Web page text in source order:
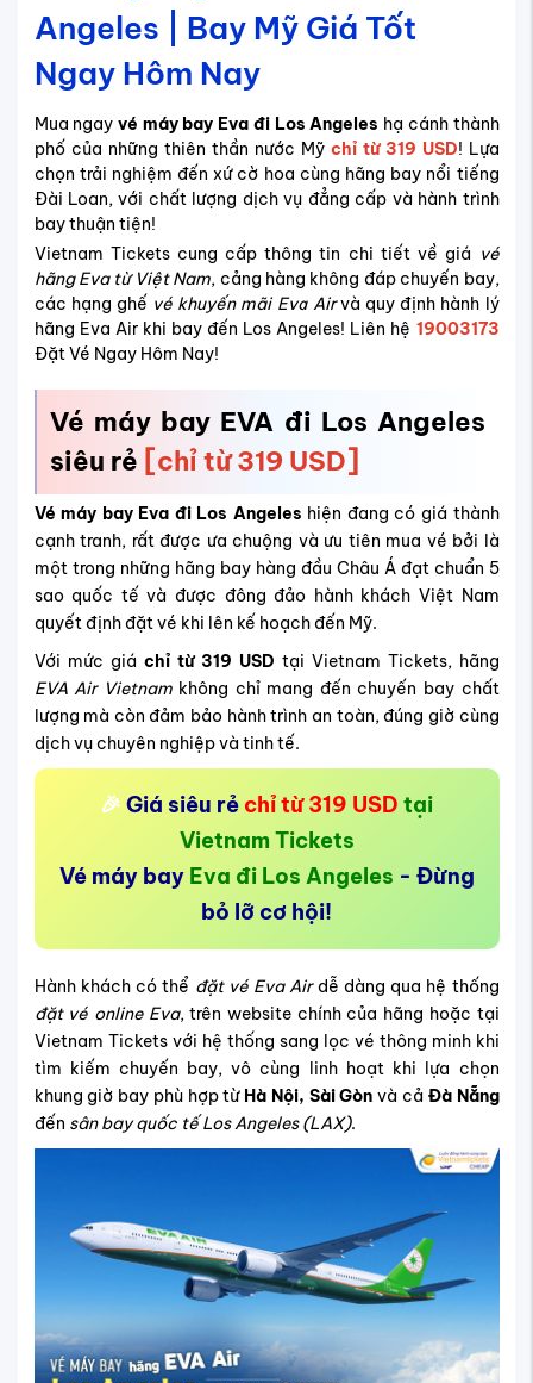
Angeles | Bay Mỹ Giá Tốt
Ngay Hôm Nay
Mua ngay vé máy bay Eva đi Los Angeles hạ cánh thành
phố của những thiên thần nước Mỹ chỉ từ 319 USD! Lựa
chọn trải nghiệm đến xứ cờ hoa cùng hãng bay nổi tiếng
Đài Loan, với chất lượng dịch vụ đẳng cấp và hành trình
bay thuận tiện!
Vietnam Tickets cung cấp thông tin chi tiết về giá vé
hãng Eva từ Việt Nam, cảng hàng không đáp chuyến bay,
các hạng ghế vé khuyến mãi Eva Airvà quy định hành lý
hãng Eva Air khi bay đến Los Angeles! Liên hệ 19003173
Đặt Vé Ngay Hôm Nay!
Vé máy bay EVA đi Los Angeles
siêu rẻ [chỉ từ 319 USD]
Vé máy bay Eva đi Los Angeles hiện đang có giá thành
cạnh tranh, rất được ưa chuộng và ưu tiên mua vé bởi là
một trong những hãng bay hàng đầu Châu Á đạt chuẩn 5
sao quốc tế và được đông đảo hành khách Việt Nam
quyết định đặt vé khi lên kế hoạch đến Mỹ.
Với mức giá chỉ từ 319 USD tại Vietnam Tickets, hãng
EVA Air Vietnamkhông chỉ mang đến chuyến bay chất
lượng mà còn đảm bảo hành trình an toàn, đúng giờ cùng
dịch vụ chuyên nghiệp và tinh tế.
🎉 Giá siêu rẻ chỉ từ 319 USD tại
Vietnam Tickets
Vé máy bay Eva đi Los Angeles - Đừng
bỏ lỡ cơ hội!
Hành khách có thể đặt vé Eva Airdễ dàng qua hệ thống
đặt vé online Eva, trên website chính của hãng hoặc tại
Vietnam Tickets với hệ thống sang lọc vé thông minh khi
tìm kiếm chuyến bay, vô cùng linh hoạt khi lựa chọn
khung giờ bay phù hợp từ Hà Nội, Sài Gòn và cả Đà Nẵng
đến sân bay quốc tế Los Angeles (LAX).